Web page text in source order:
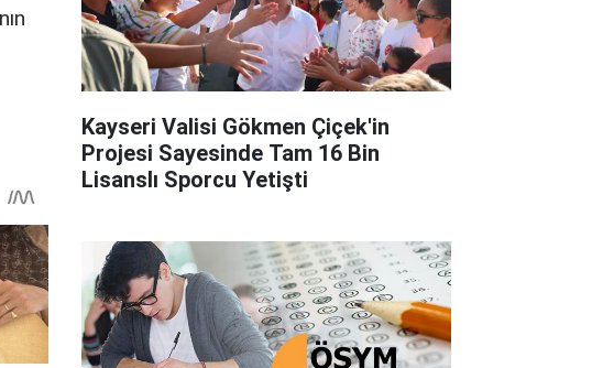
Kayseri Valisi Gökmen Çiçek'in
Projesi Sayesinde Tam 16 Bin
Lisanslı Sporcu Yetişti